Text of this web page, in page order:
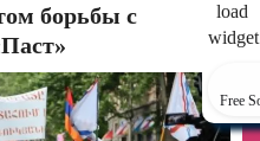
load
Free
борьбы с